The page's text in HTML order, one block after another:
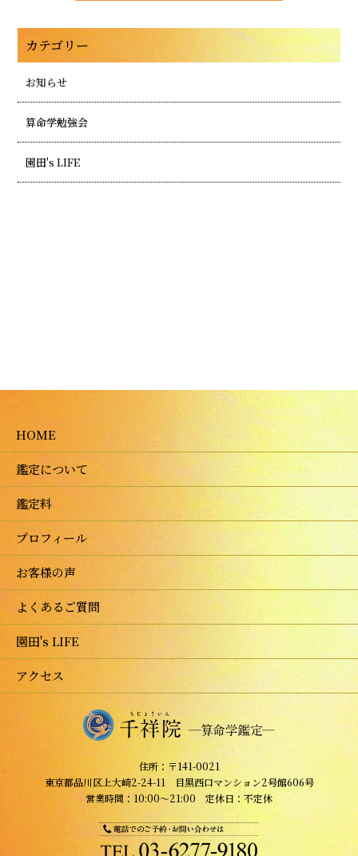
カテゴリー
お知らせ
算命学勉強会
園田's LIFE
HOME
鑑定について
鑑定料
プロフィール
お客様の声
よくあるご質問
園田's LIFE
アクセス
住所：〒141-0021
東京都品川区上大崎2-24-11 目黒西口マンション2号館606号
営業時間：10:00～21:00 定休日：不定休